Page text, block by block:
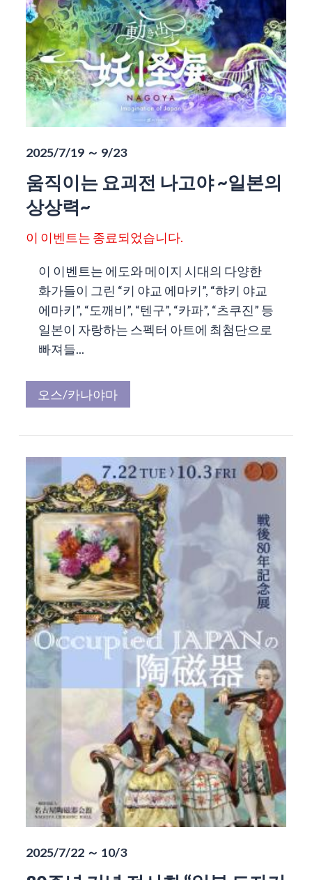
2025/7/19 ～ 9/23
움직이는 요괴전 나고야 ~일본의
상상력~
이 이벤트는 종료되었습니다.
이 이벤트는 에도와 메이지 시대의 다양한
화가들이 그린 “키 야교 에마키”, “햐키 야교
에마키”, “도깨비”, “텐구”, “카파”, “츠쿠진” 등
일본이 자랑하는 스펙터 아트에 최첨단으로
빠져들...
오스/카나야마
2025/7/22 ～ 10/3